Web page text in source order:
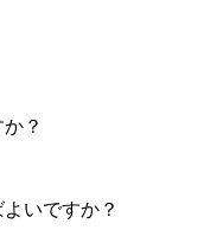
？
いですか？